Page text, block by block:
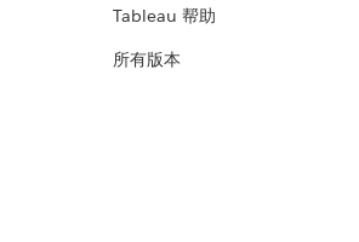
Tableau 帮助
所有版本